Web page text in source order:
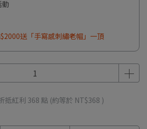
送「手寫感刺繡老帽」一頂
抵紅利 368 點 (約等於 NT$368 )